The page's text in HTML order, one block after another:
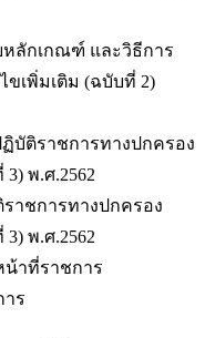
ลักเกณฑ์ และวิธีการ
ขเพิ่มเติม (ฉบับที่ 2)
บัติราชการทางปกครอง
พ.ศ.2562
าชการทางปกครอง
พ.ศ.2562
าที่ราชการ
าร